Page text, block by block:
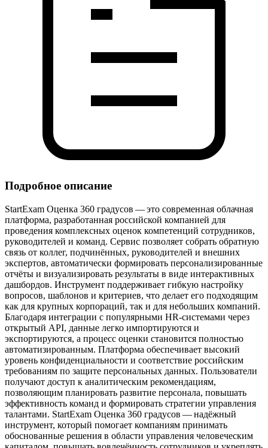
Подробное описание
StartExam Оценка 360 градусов — это современная облачная
платформа, разработанная российской компанией для
проведения комплексных оценок компетенций сотрудников,
руководителей и команд. Сервис позволяет собрать обратную
связь от коллег, подчинённых, руководителей и внешних
экспертов, автоматически формировать персонализированные
отчёты и визуализировать результаты в виде интерактивных
дашбордов. Инструмент поддерживает гибкую настройку
вопросов, шаблонов и критериев, что делает его подходящим
как для крупных корпораций, так и для небольших компаний.
Благодаря интеграции с популярными HR‑системами через
открытый API, данные легко импортируются и
экспортируются, а процесс оценки становится полностью
автоматизированным. Платформа обеспечивает высокий
уровень конфиденциальности и соответствие российским
требованиям по защите персональных данных. Пользователи
получают доступ к аналитическим рекомендациям,
позволяющим планировать развитие персонала, повышать
эффективность команд и формировать стратегии управления
талантами. StartExam Оценка 360 градусов — надёжный
инструмент, который помогает компаниям принимать
обоснованные решения в области управления человеческим